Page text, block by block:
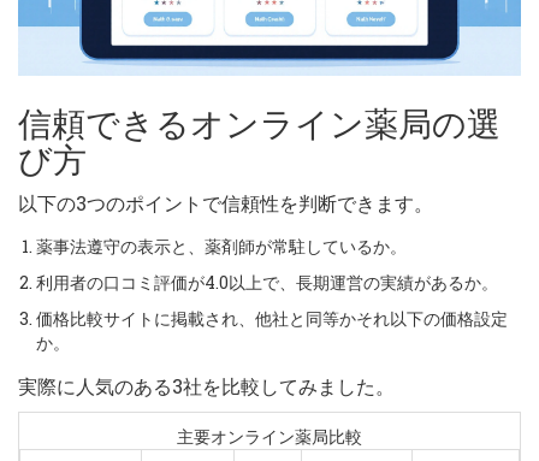
信頼できるオンライン薬局の選
び方
以下の3つのポイントで信頼性を判断できます。
薬事法遵守の表示と、薬剤師が常駐しているか。
利用者の口コミ評価が4.0以上で、長期運営の実績があるか。
価格比較サイトに掲載され、他社と同等かそれ以下の価格設定
か。
実際に人気のある3社を比較してみました。
主要オンライン薬局比較